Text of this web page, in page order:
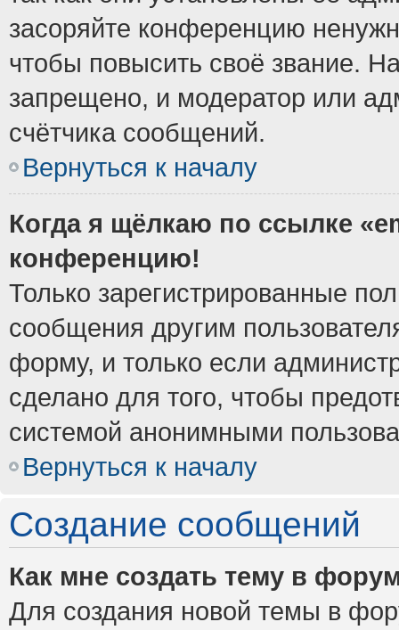
засоряйте конференцию
чтобы повысить своё звание.
запрещено, и модератор или
счётчика сообщений.
Вернуться к началу
Когда я щёлкаю по ссылке
конференцию!
Только зарегистрированные
сообщения другим
форму, и только если
сделано для того, чтобы
системой анонимными
Вернуться к началу
Создание сообщений
Как мне создать тему в
Для создания новой темы в